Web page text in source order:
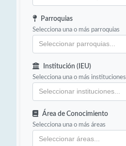
Parroquias
Selecciona una o más parroquias
Institución (IEU)
Selecciona una o más instituciones
Área de Conocimiento
Selecciona una o más áreas